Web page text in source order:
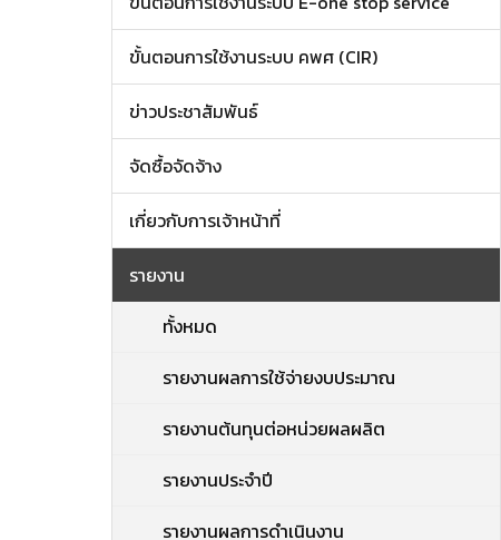
ขั้นตอนการใช้งานระบบ คพศ (CIR)
ข่าวประชาสัมพันธ์
จัดซื้อจัดจ้าง
เกี่ยวกับการเจ้าหน้าที่
รายงาน
ทั้งหมด
รายงานผลการใช้จ่ายงบประมาณ
รายงานต้นทุนต่อหน่วยผลผลิต
รายงานประจำปี
รายงานผลการดำเนินงาน